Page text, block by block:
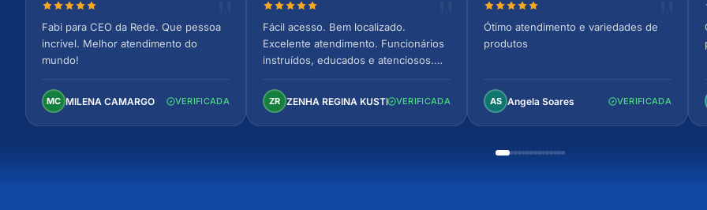
Nota 5 de 5 estrelas
Fabi para CEO da Rede. Que pessoa
incrível. Melhor atendimento do
mundo!
MC MILENA CAMARGO VERIFICADA
Nota 5 de 5 estrelas
Fácil acesso. Bem localizado.
Excelente atendimento. Funcionários
instruídos, educados e atenciosos.
confortável. Perfeito!
ZR ZENHA REGINA KUSTERVERIFICADA
Nota 5 de 5 estrelas
Ótimo atendimento e variedades de
produtos
AS Angela Soares VERIFICADA